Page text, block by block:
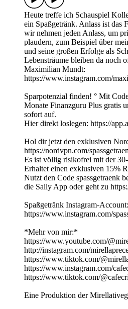
Heute treffe ich Schauspiel
ein Spaßgetränk. Anlass ist das
wir nehmen jeden Anlass, um
plaudern, zum Beispiel über
und seine großen Erfolge als
Lebensträume bleiben da noch
Maximilian Mundt:
https://www.instagram.com/
Sparpotenzial finden! ° Mit
Monate Finanzguru Plus gratis
sofort auf.
Hier direkt loslegen: https://
Hol dir jetzt den exklusiven
https://nordvpn.com/
Es ist völlig risikofrei mit der
Erhaltet einen exklusiven 15%
Nutzt den Code spassgetraenk
die Saily App oder geht zu
Spaßgetränk Instagram-Account:
⁠https://www.instagram.com/
*Mehr von mir:*
https://www.youtube.com/
http://instagram.com/
https://www.tiktok.com/
https://www.instagram.com/
https://www.tiktok.com/
Eine Produktion der